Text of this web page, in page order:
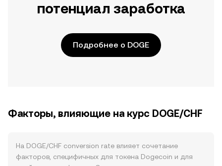
потенциал заработка
Подробнее о DOGE
Факторы, влияющие на курс DOGE/CHF
На DOGE/CHF conversion rate влияет сочетание
факторов, специфичных для токена Dogecoin и для